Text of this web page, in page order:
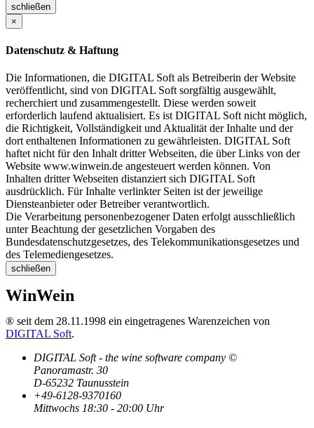
schließen
×
Datenschutz & Haftung
Die Informationen, die DIGITAL Soft als Betreiberin der Website
veröffentlicht, sind von DIGITAL Soft sorgfältig ausgewählt,
recherchiert und zusammengestellt. Diese werden soweit
erforderlich laufend aktualisiert. Es ist DIGITAL Soft nicht möglich,
die Richtigkeit, Vollständigkeit und Aktualität der Inhalte und der
dort enthaltenen Informationen zu gewährleisten. DIGITAL Soft
haftet nicht für den Inhalt dritter Webseiten, die über Links von der
Website www.winwein.de angesteuert werden können. Von
Inhalten dritter Webseiten distanziert sich DIGITAL Soft
ausdrücklich. Für Inhalte verlinkter Seiten ist der jeweilige
Diensteanbieter oder Betreiber verantwortlich.
Die Verarbeitung personenbezogener Daten erfolgt ausschließlich
unter Beachtung der gesetzlichen Vorgaben des
Bundesdatenschutzgesetzes, des Telekommunikationsgesetzes und
des Telemediengesetzes.
schließen
WinWein
® seit dem 28.11.1998 ein eingetragenes Warenzeichen von
DIGITAL Soft.
DIGITAL Soft - the wine software company ©
Panoramastr. 30
D-65232 Taunusstein
+49-6128-9370160
Mittwochs 18:30 - 20:00 Uhr